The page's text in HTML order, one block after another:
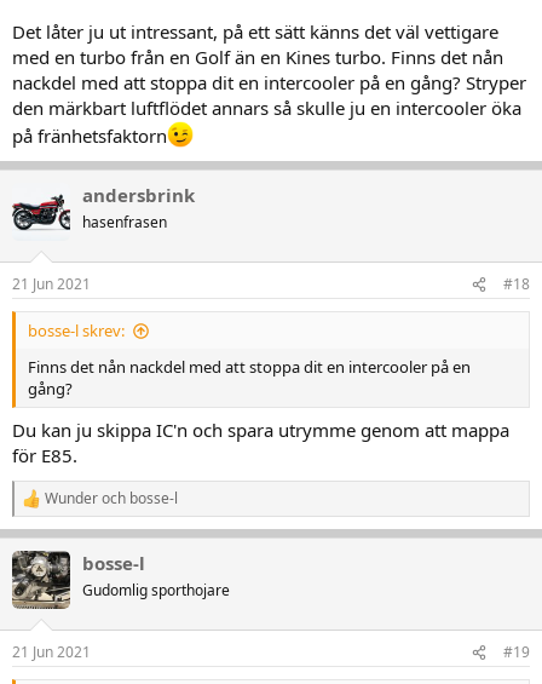
större avgasdel så får man i många fall högre effekt.
Turbon måste placeras så nära utblåsen som möjligt i ditt fall då
motorn är så liten.
Du lär inte behöva någon intercoooler i första skedet för de lär va
svårt att få upp ens 0,8 bar viken turbo du än sätter dit.
Det låter ju ut intressant, på ett sätt känns det väl vettigare
med en turbo från en Golf än en Kines turbo. Finns det nån
nackdel med att stoppa dit en intercooler på en gång? Stryper
den märkbart luftflödet annars så skulle ju en intercooler öka
på fränhetsfaktorn
andersbrink
hasenfrasen
21 Jun 2021 #18
bosse-l skrev:
Finns det nån nackdel med att stoppa dit en intercooler på en
gång?
Du kan ju skippa IC'n och spara utrymme genom att mappa
för E85.
R
e
a
k
t
i
n
e
Wunderoch bosse-l
bosse-l
Gudomlig sporthojare
21 Jun 2021 #19